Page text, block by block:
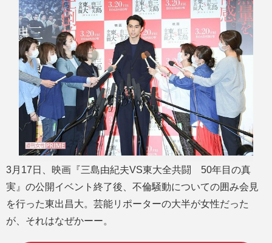
M
u
t
e
3月17日、映画『三島由紀夫VS東大全共闘 50年目の真
実』の公開イベント終了後、不倫騒動についての囲み会見
を行った東出昌大。芸能リポーターの大半が女性だった
が、それはなぜかーー。